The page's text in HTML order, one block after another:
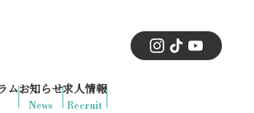
ム
News
お知らせ
Recruit
求人情報